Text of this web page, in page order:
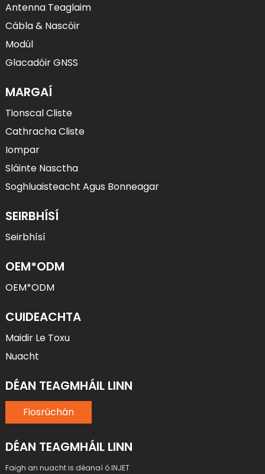
Antenna Teaglaim
Cábla & Nascóir
Modúl
Glacadóir GNSS
MARGAÍ
Tionscal Cliste
Cathracha Cliste
Iompar
Sláinte Nasctha
Soghluaisteacht Agus Bonneagar
SEIRBHÍSÍ
Seirbhísí
OEM*ODM
OEM*ODM
CUIDEACHTA
Maidir Le Toxu
Nuacht
DÉAN TEAGMHÁIL LINN
Fiosrúchán
DÉAN TEAGMHÁIL LINN
Faigh an nuacht is déanaí ó INJET